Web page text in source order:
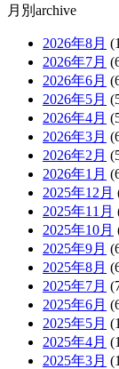
月別archive
2026年8月
2026年7月
2026年6月
2026年5月
2026年4月
2026年3月
2026年2月
2026年1月
2025年12月
2025年11月
2025年10月
2025年9月
2025年8月
2025年7月
2025年6月
2025年5月
2025年4月
2025年3月